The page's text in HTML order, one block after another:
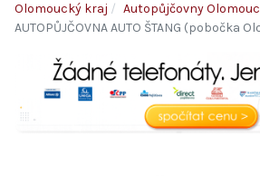
Olomoucký kraj
Autopůjčovny Olomouc
AUTOPŮJČOVNA AUTO ŠTANG (pobočka